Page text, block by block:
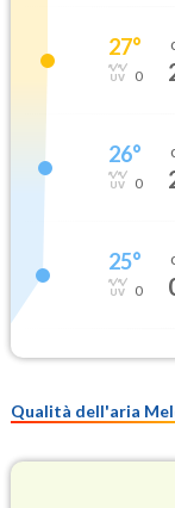
27°
0
26°
0
25°
0
Qualità dell'aria